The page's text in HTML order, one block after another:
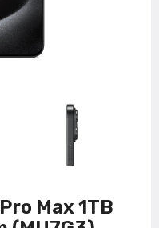
Max 1TB